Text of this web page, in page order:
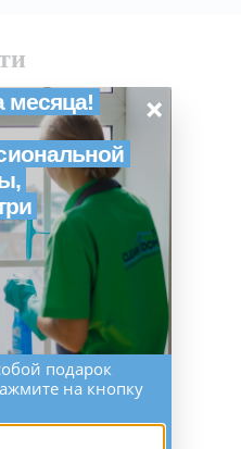
месяца!
×
подарок
на кнопку